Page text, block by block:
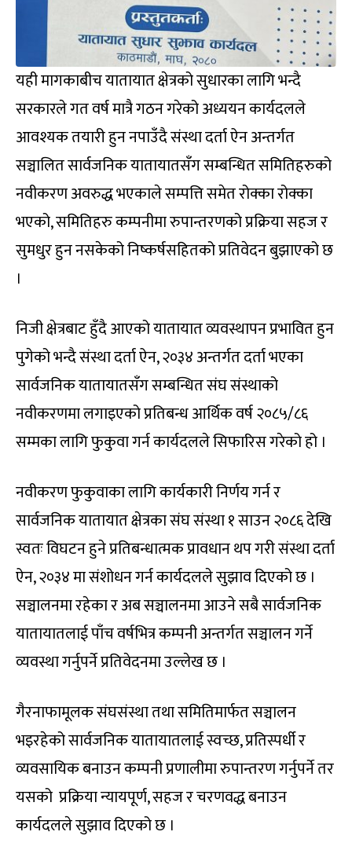
यही मागकाबीच यातायात क्षेत्रको सुधारका लागि भन्दै
सरकारले गत वर्ष मात्रै गठन गरेको अध्ययन कार्यदलले
आवश्यक तयारी हुन नपाउँदै संस्था दर्ता ऐन अन्तर्गत
सञ्चालित सार्वजनिक यातायातसँग सम्बन्धित समितिहरुको
नवीकरण अवरुद्ध भएकाले सम्पत्ति समेत रोक्का रोक्का
भएको, समितिहरु कम्पनीमा रुपान्तरणको प्रक्रिया सहज र
सुमधुर हुन नसकेको निष्कर्षसहितको प्रतिवेदन बुझाएको छ
।
निजी क्षेत्रबाट हुँदै आएको यातायात व्यवस्थापन प्रभावित हुन
पुगेको भन्दै संस्था दर्ता ऐन, २०३४ अन्तर्गत दर्ता भएका
सार्वजनिक यातायातसँग सम्बन्धित संघ संस्थाको
नवीकरणमा लगाइएको प्रतिबन्ध आर्थिक वर्ष २०८५/८६
सम्मका लागि फुकुवा गर्न कार्यदलले सिफारिस गरेको हो ।
नवीकरण फुकुवाका लागि कार्यकारी निर्णय गर्न र
सार्वजनिक यातायात क्षेत्रका संघ संस्था १ साउन २०८६ देखि
स्वतः विघटन हुने प्रतिबन्धात्मक प्रावधान थप गरी संस्था दर्ता
ऐन, २०३४ मा संशोधन गर्न कार्यदलले सुझाव दिएको छ ।
सञ्चालनमा रहेका र अब सञ्चालनमा आउने सबै सार्वजनिक
यातायातलाई पाँच वर्षभित्र कम्पनी अन्तर्गत सञ्चालन गर्ने
व्यवस्था गर्नुपर्ने प्रतिवेदनमा उल्लेख छ ।
गैरनाफामूलक संघसंस्था तथा समितिमार्फत सञ्चालन
भइरहेको सार्वजनिक यातायातलाई स्वच्छ, प्रतिस्पर्धी र
व्यवसायिक बनाउन कम्पनी प्रणालीमा रुपान्तरण गर्नुपर्ने तर
यसको प्रक्रिया न्यायपूर्ण, सहज र चरणवद्ध बनाउन
कार्यदलले सुझाव दिएको छ ।